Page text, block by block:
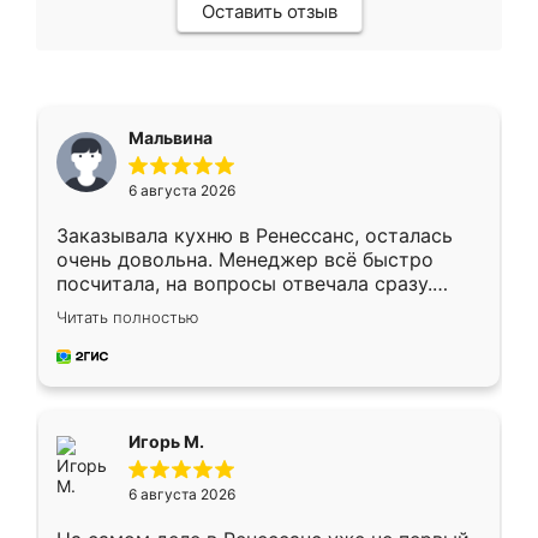
Оставить отзыв
Мальвина
6 августа 2026
Заказывала кухню в Ренессанс, осталась
очень довольна. Менеджер всё быстро
посчитала, на вопросы отвечала сразу.
Замерщик приехал в субботу, подошёл к
делу со всей ответственностью. Собрали
за день, ребята работали аккуратно, даже
Читать полностью
Игорь М.
6 августа 2026